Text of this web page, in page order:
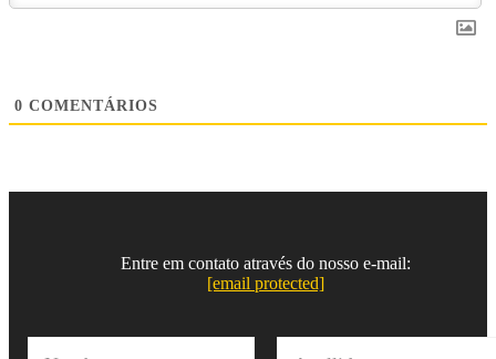
0 COMENTÁRIOS
Entre em contato através do nosso e-mail:
[email protected]